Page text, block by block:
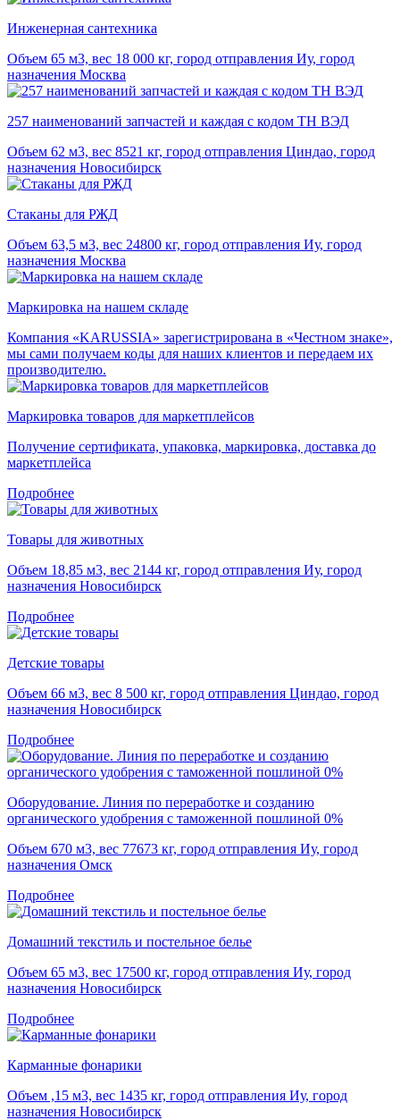
Инженерная сантехника
Объем 65 м3, вес 18 000 кг, город отправления Иу, город
назначения Москва
257 наименований запчастей и каждая с кодом ТН ВЭД
Объем 62 м3, вес 8521 кг, город отправления Циндао, город
назначения Новосибирск
Стаканы для РЖД
Объем 63,5 м3, вес 24800 кг, город отправления Иу, город
назначения Москва
Маркировка на нашем складе
Компания «KARUSSIA» зарегистрирована в «Честном знаке»,
мы сами получаем коды для наших клиентов и передаем их
производителю.
Маркировка товаров для маркетплейсов
Получение сертификата, упаковка, маркировка, доставка до
маркетплейса
Подробнее
Товары для животных
Объем 18,85 м3, вес 2144 кг, город отправления Иу, город
назначения Новосибирск
Подробнее
Детские товары
Объем 66 м3, вес 8 500 кг, город отправления Циндао, город
назначения Новосибирск
Подробнее
Оборудование. Линия по переработке и созданию
органического удобрения с таможенной пошлиной 0%
Объем 670 м3, вес 77673 кг, город отправления Иу, город
назначения Омск
Подробнее
Домашний текстиль и постельное белье
Объем 65 м3, вес 17500 кг, город отправления Иу, город
назначения Новосибирск
Подробнее
Карманные фонарики
Объем ,15 м3, вес 1435 кг, город отправления Иу, город
назначения Новосибирск